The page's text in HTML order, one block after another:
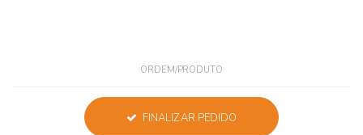
ORDEM/PRODUTO
FINALIZAR PEDIDO